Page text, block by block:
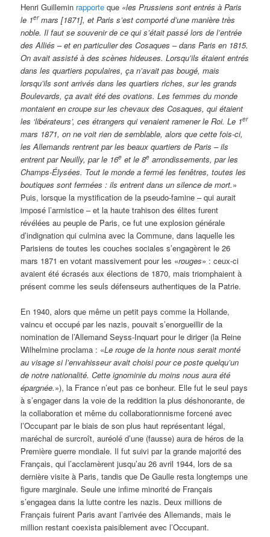
Henri Guillemin rapporte que «les Prussiens sont entrés à Paris
le 1ermars [1871], et Paris s’est comporté d’une manière très
noble. Il faut se souvenir de ce qui s’était passé lors de l’entrée
des Alliés – et en particulier des Cosaques – dans Paris en 1815.
On avait assisté à des scènes hideuses. Lorsqu’ils étaient entrés
dans les quartiers populaires, ça n’avait pas bougé, mais
lorsqu’ils sont arrivés dans les quartiers riches, sur les grands
Boulevards, ça avait été des ovations. Les femmes du monde
montaient en croupe sur les chevaux des Cosaques, qui étaient
les ‘libérateurs’, ces étrangers qui venaient ramener le Roi. Le 1er
mars 1871, on ne voit rien de semblable, alors que cette fois-ci,
les Allemands rentrent par les beaux quartiers de Paris – ils
entrent par Neuilly, par le 16e et le 8e arrondissements, par les
Champs-Élysées. Tout le monde a fermé les fenêtres, toutes les
boutiques sont fermées : ils entrent dans un silence de mort.»
Puis, lorsque la mystification de la pseudo-famine – qui aurait
imposé l’armistice – et la haute trahison des élites furent
révélées au peuple de Paris, ce fut une explosion générale
d’indignation qui culmina avec la Commune, dans laquelle les
Parisiens de toutes les couches sociales s’engagèrent le 26
mars 1871 en votant massivement pour les «rouges» : ceux-ci
avaient été écrasés aux élections de 1870, mais triomphaient à
présent comme les seuls défenseurs authentiques de la Patrie.
En 1940, alors que mêmeun petit pays comme la Hollande,
vaincu et occupé par les nazis, pouvait s’enorgueillirde la
nomination de l’Allemand Seyss-Inquart pour le diriger (la Reine
Wilhelmine proclama : «Le rouge de la honte nous serait monté
au visage si l’envahisseur avait choisi pour ce poste quelqu’un
de notre nationalité. Cette ignominie du moins nous aura été
épargnée.»), la France n’eut pas ce bonheur. Elle fut le seul pays
à s’engager dans la voie de la reddition la plus déshonorante, de
la collaboration et même du collaborationnisme forcené avec
l’Occupant parle biais de son plus haut représentant légal,
maréchal de surcroît, auréolé d’une (fausse) aura de héros de la
Première guerre mondiale. Il fut suivi par la grande majorité des
Français, qui l’acclamèrent jusqu’au 26 avril 1944, lors de sa
dernière visite à Paris, tandis que De Gaulle resta longtemps une
figure marginale. Seule une infime minorité de Français
s’engagea dans la lutte contre les nazis. Deux millions de
Français fuirent Paris avant l’arrivée des Allemands, mais le
million restant coexista paisiblement avec l’Occupant.